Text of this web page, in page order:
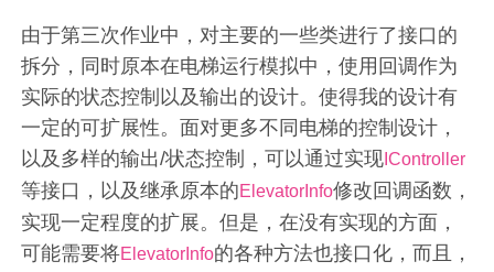
由于第三次作业中，对主要的一些类进行了接口的
拆分，同时原本在电梯运行模拟中，使用回调作为
实际的状态控制以及输出的设计。使得我的设计有
一定的可扩展性。面对更多不同电梯的控制设计，
以及多样的输出/状态控制，可以通过实现 IController
等接口，以及继承原本的ElevatorInfo修改回调函数，
实现一定程度的扩展。但是，在没有实现的方面，
可能需要将ElevatorInfo的各种方法也接口化，而且，